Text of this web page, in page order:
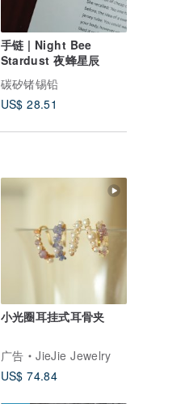
手链 | Night Bee
Stardust 夜蜂星辰
碳矽锗锡铅
US$ 28.51
小光圈耳挂式耳骨夹
广告
JieJie Jewelry
US$ 74.84